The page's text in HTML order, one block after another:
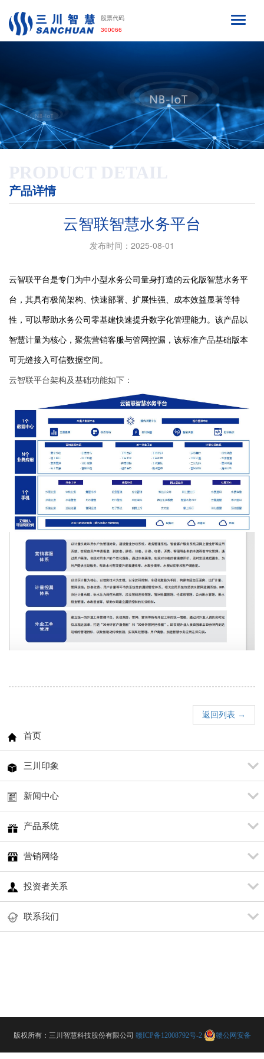
股票代码
300066
PRODUCT DETAIL
产品详情
云智联智慧水务平台
发布时间：2025-08-01
云智联平台是专门为中小型水务公司量身打造的云化版智慧水务平
台，其具有极简架构、快速部署、扩展性强、成本效益显著等特
性，可以帮助水务公司零基建快速提升数字化管理能力。该产品以
智慧计量为核心，聚焦营销客服与管网控漏，该标准产品基础版本
可无缝接入可信数据空间。
云智联平台架构及基础功能如下：
返回列表 →
首页
三川印象
新闻中心
产品系统
营销网络
投资者关系
联系我们
版权所有：三川智慧科技股份有限公司 赣ICP备12008792号-2 赣公网安备